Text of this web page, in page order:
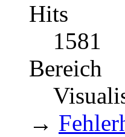
Hits
1581
Bereich
→